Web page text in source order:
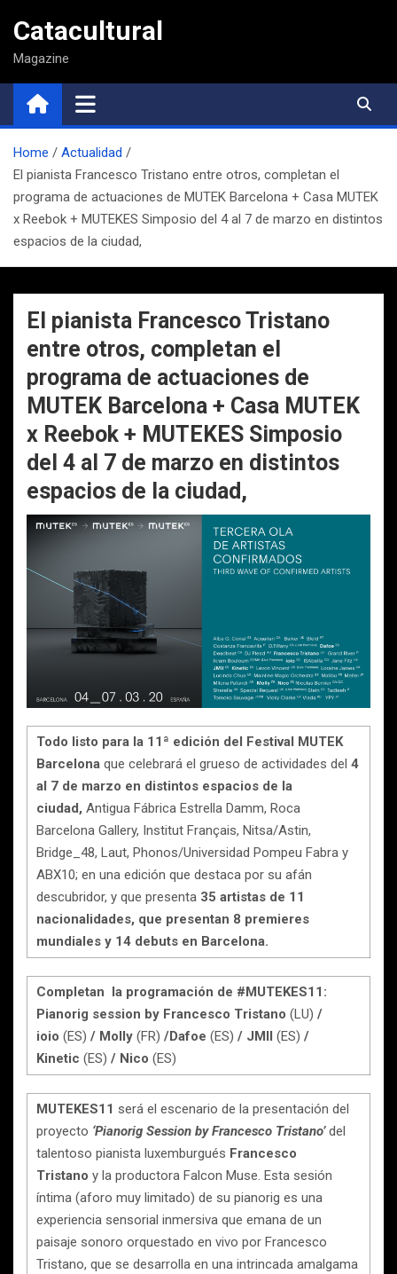
contenido
Catacultural
Magazine
Home
Actualidad
El pianista Francesco Tristano entre otros, completan el
programa de actuaciones de MUTEK Barcelona + Casa MUTEK
x Reebok + MUTEKES Simposio del 4 al 7 de marzo en distintos
espacios de la ciudad,
El pianista Francesco Tristano
entre otros, completan el
programa de actuaciones de
MUTEK Barcelona + Casa MUTEK
x Reebok + MUTEKES Simposio
del 4 al 7 de marzo en distintos
espacios de la ciudad,
Todo listo para la 11ª edición del Festival MUTEK
Barcelona que celebrará el grueso de actividades del 4
al 7 de marzo en distintos espacios de la
ciudad, Antigua Fábrica Estrella Damm, Roca
Barcelona Gallery, Institut Français, Nitsa/Astin,
Bridge_48, Laut, Phonos/Universidad Pompeu Fabra y
ABX10; en una edición que destaca por su afán
descubridor, y que presenta 35 artistas de 11
nacionalidades, que presentan 8 premieres
mundiales y 14 debuts en Barcelona.
Completan la programación de #MUTEKES11:
Pianorig session by Francesco Tristano (LU) /
ioio (ES) / Molly (FR) /Dafoe (ES) / JMII (ES) /
Kinetic (ES) / Nico (ES)
MUTEKES11 será el escenario de la presentación del
proyecto ‘Pianorig Session by Francesco Tristano’del
talentoso pianista luxemburgués Francesco
Tristano y la productora Falcon Muse. Esta sesión
íntima (aforo muy limitado) de su pianorig es una
experiencia sensorial inmersiva que emana de un
paisaje sonoro orquestado en vivo por Francesco
Tristano, que se desarrolla en una intrincada amalgama